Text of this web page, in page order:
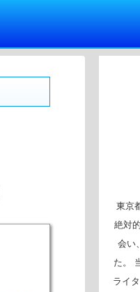
東京
絶対
会い
た。
ライ